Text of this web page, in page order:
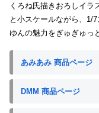
くろね氏描きおろしイラ
と小スケールながら、1/
ゆんの魅力をぎゅぎゅっ
あみあみ 商品ページ
DMM 商品ページ